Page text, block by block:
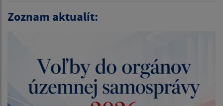
Zoznam aktualít: